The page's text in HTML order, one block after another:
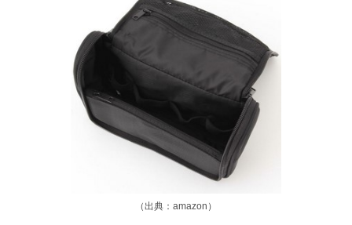
（出典：amazon）